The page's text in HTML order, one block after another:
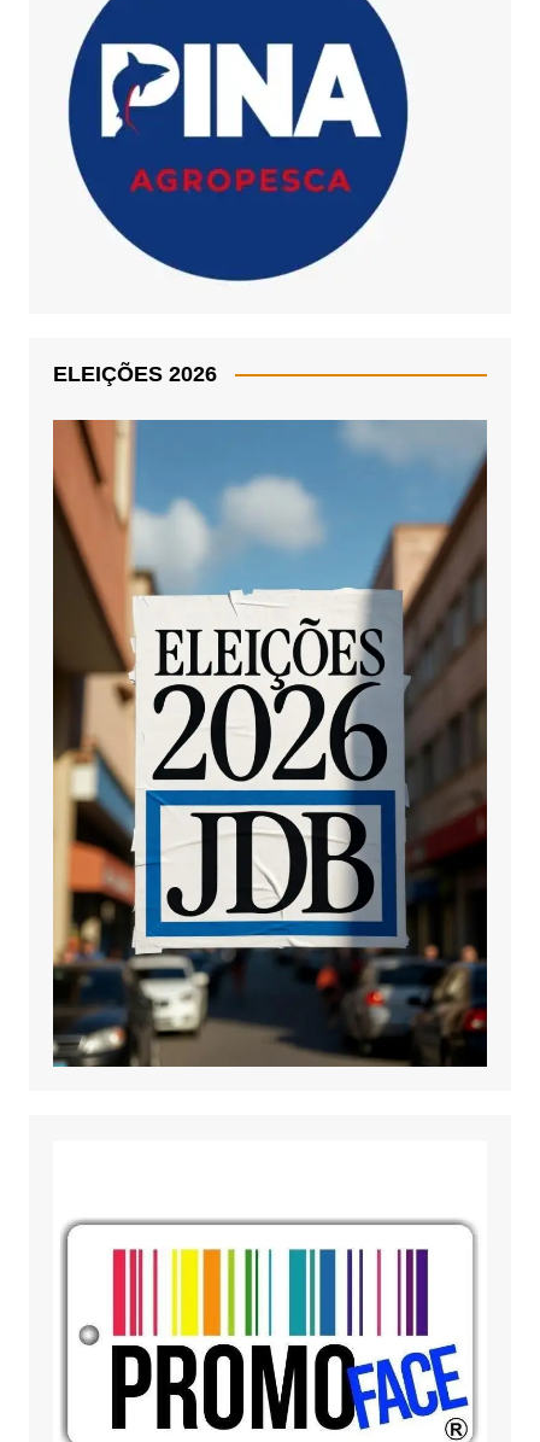
ELEIÇÕES 2026